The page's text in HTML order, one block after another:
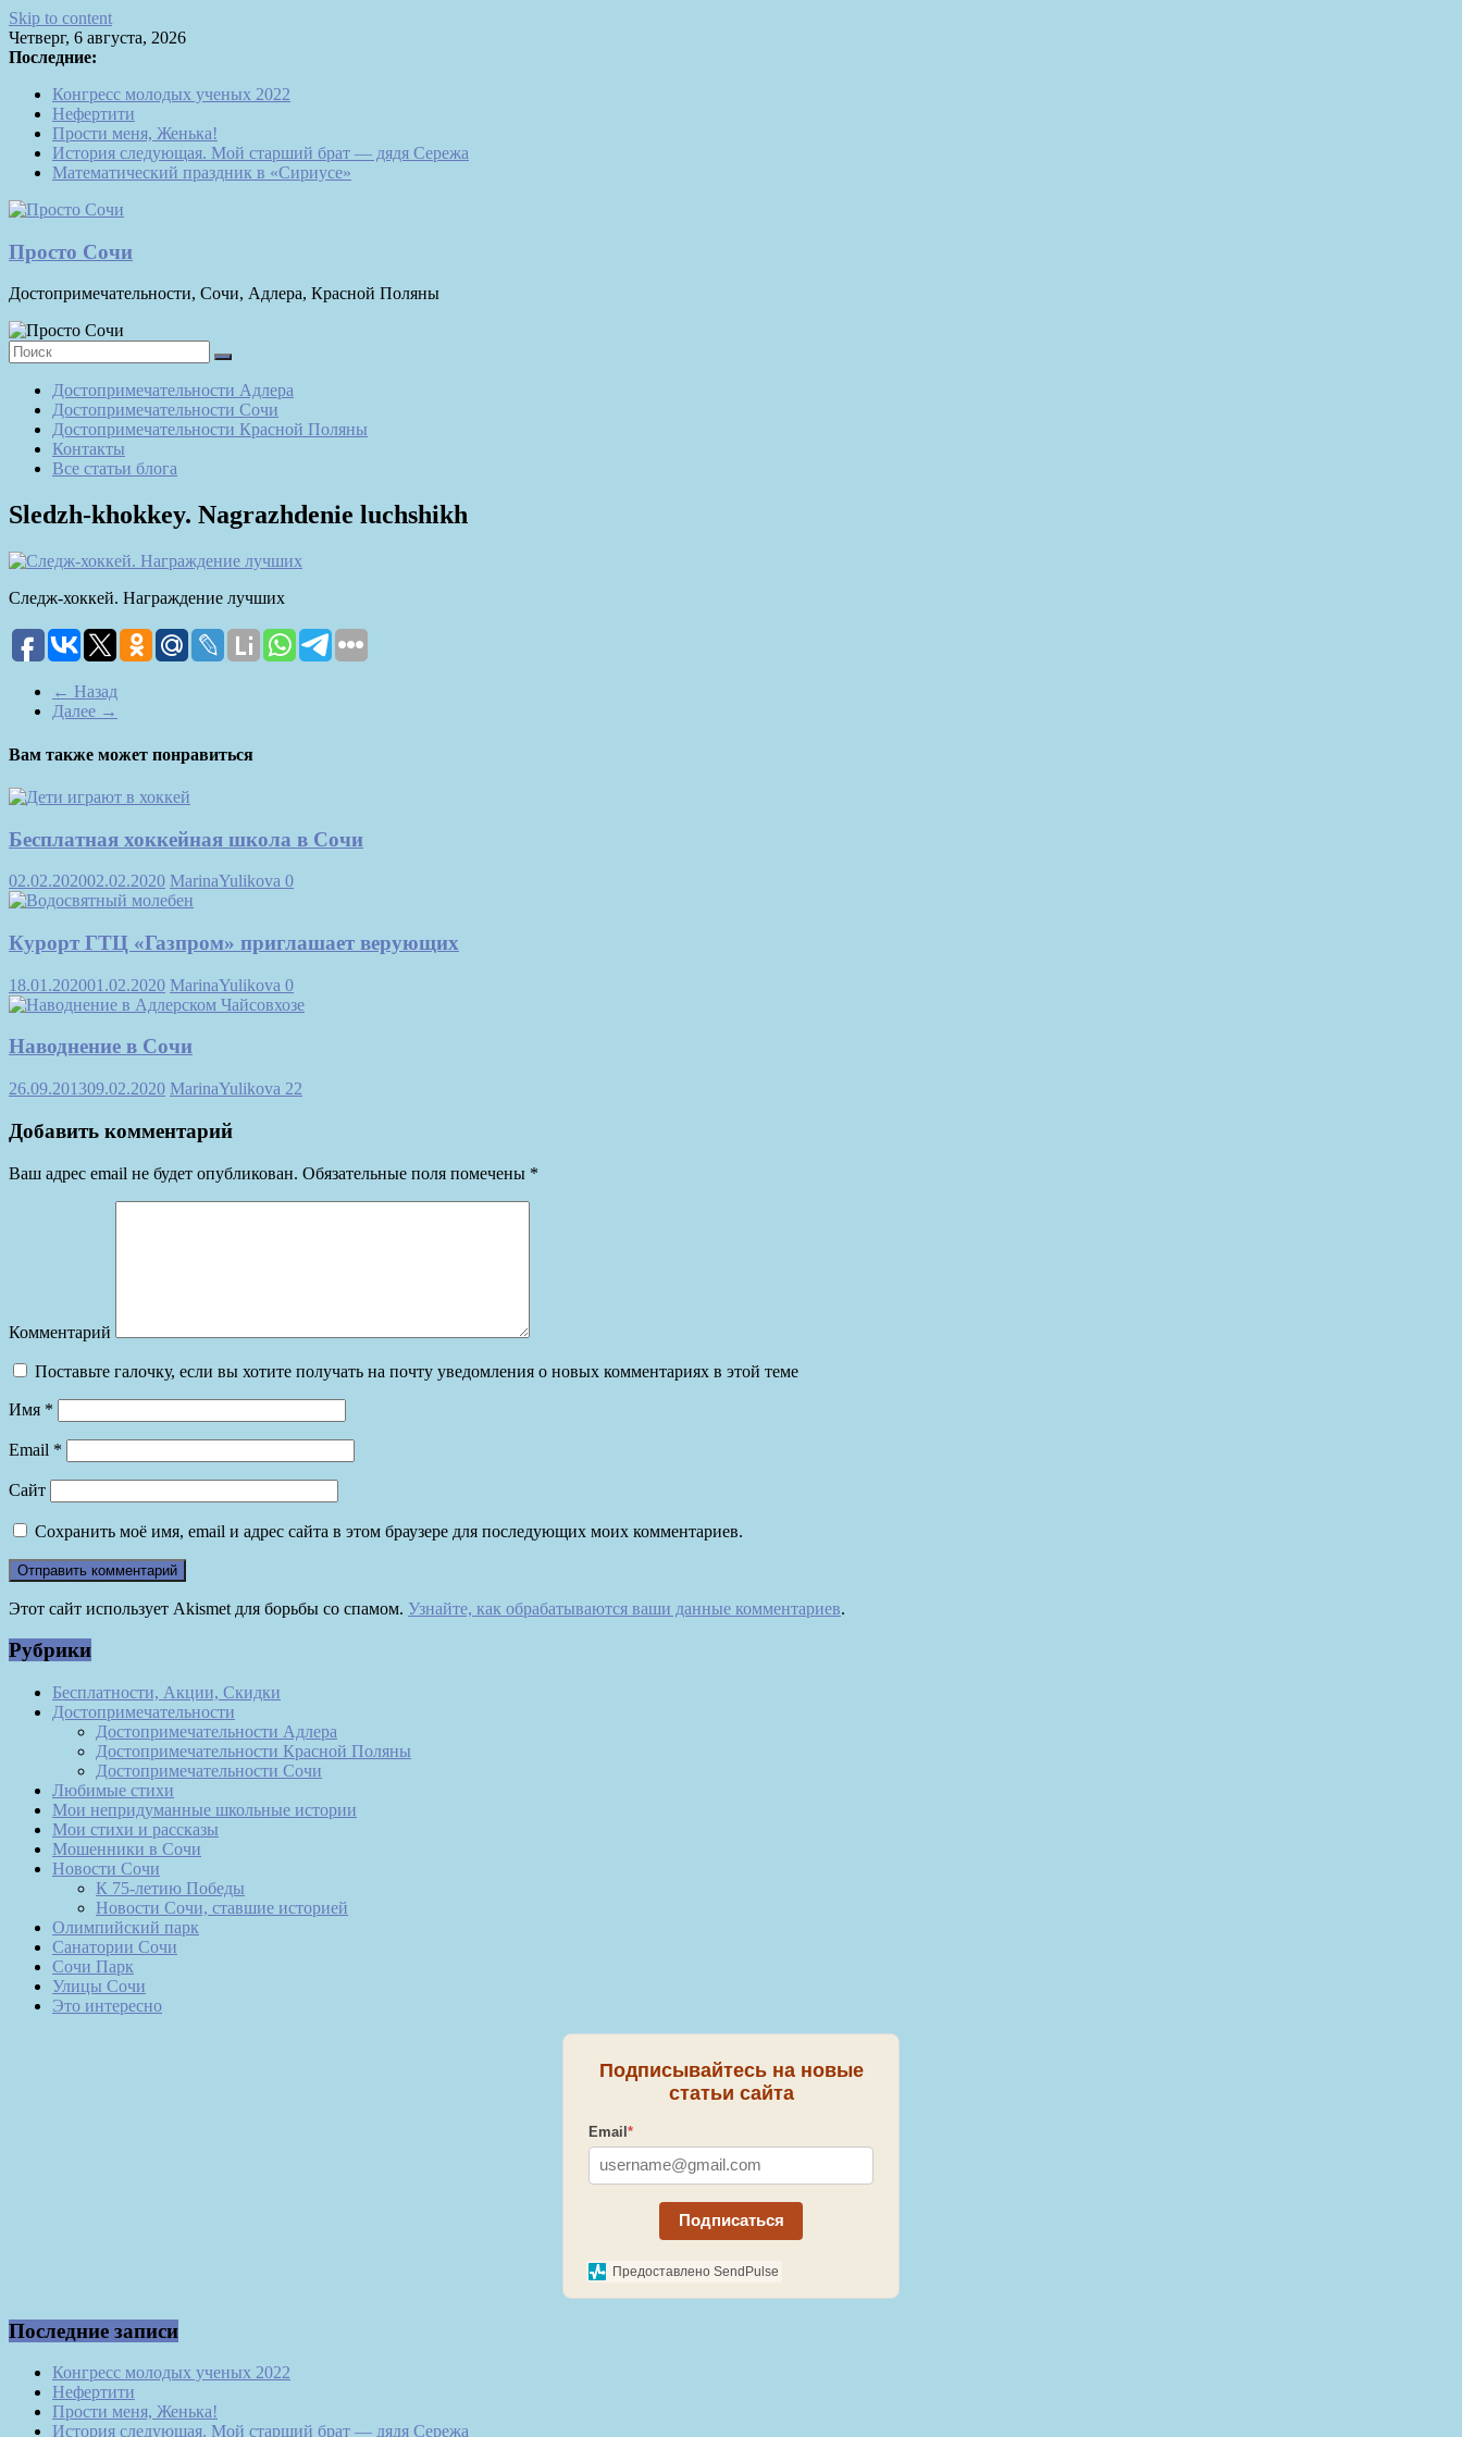
Skip to content
Четверг, 6 августа, 2026
Последние:
Конгресс молодых ученых 2022
Нефертити
Прости меня, Женька!
История следующая. Мой старший брат — дядя Сережа
Математический праздник в «Сириусе»
Просто Сочи
Достопримечательности, Сочи, Адлера, Красной Поляны
Достопримечательности Адлера
Достопримечательности Сочи
Достопримечательности Красной Поляны
Контакты
Все статьи блога
Sledzh-khokkey. Nagrazhdenie luchshikh
Следж-хоккей. Награждение лучших
← Назад
Далее →
Вам также может понравиться
Бесплатная хоккейная школа в Сочи
02.02.202002.02.2020 MarinaYulikova 0
Курорт ГТЦ «Газпром» приглашает верующих
18.01.202001.02.2020 MarinaYulikova 0
Наводнение в Сочи
26.09.201309.02.2020 MarinaYulikova 22
Добавить комментарий
Ваш адрес email не будет опубликован. Обязательные поля помечены *
Комментарий
Поставьте галочку, если вы хотите получать на почту уведомления о новых комментариях в этой теме
Имя *
Email *
Сайт
Сохранить моё имя, email и адрес сайта в этом браузере для последующих моих комментариев.
Этот сайт использует Akismet для борьбы со спамом. Узнайте, как обрабатываются ваши данные комментариев.
Рубрики
Бесплатности, Акции, Скидки
Достопримечательности
Достопримечательности Адлера
Достопримечательности Красной Поляны
Достопримечательности Сочи
Любимые стихи
Мои непридуманные школьные истории
Мои стихи и рассказы
Мошенники в Сочи
Новости Сочи
К 75-летию Победы
Новости Сочи, ставшие историей
Олимпийский парк
Санатории Сочи
Сочи Парк
Улицы Сочи
Это интересно
Подписывайтесь на новые
статьи сайта
Email *
Подписаться
Предоставлено SendPulse
Последние записи
Конгресс молодых ученых 2022
Нефертити
Прости меня, Женька!
История следующая. Мой старший брат — дядя Сережа